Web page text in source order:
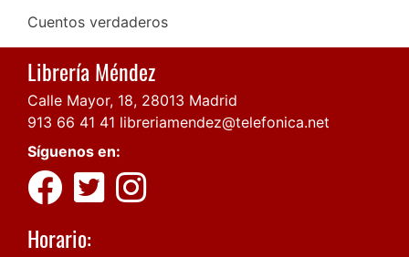
Cuentos verdaderos
Librería Méndez
Calle Mayor, 18, 28013 Madrid
913 66 41 41 libreriamendez@telefonica.net
Síguenos en:
Horario: